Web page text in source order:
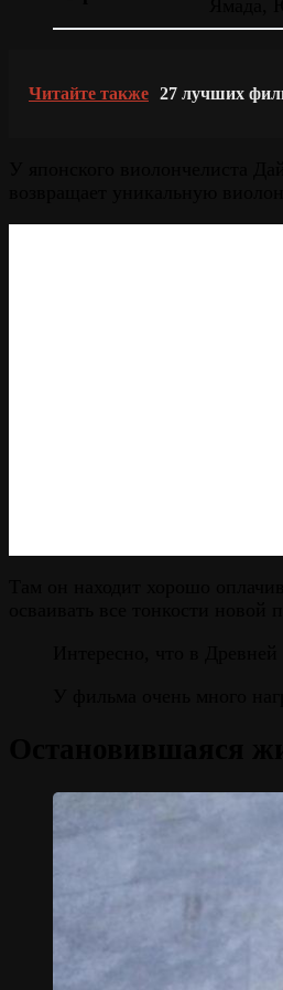
Читайте также 27 лучших